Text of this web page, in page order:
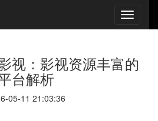
视：影视资源丰富的
台解析
05-11 21:03:36